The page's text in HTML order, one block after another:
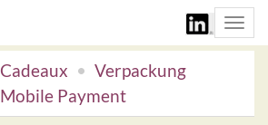
Cadeaux
Verpackung
Mobile Payment